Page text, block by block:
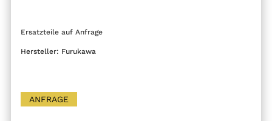
Ersatzteile auf Anfrage
Hersteller: Furukawa
ANFRAGE